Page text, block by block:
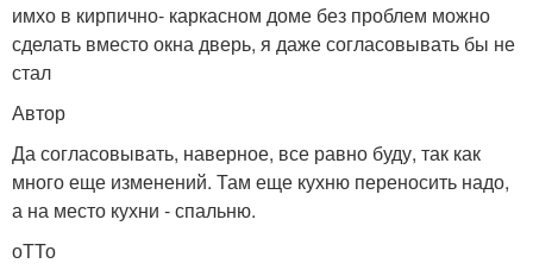
имхо в кирпично- каркасном доме без проблем можно
сделать вместо окна дверь, я даже согласовывать бы не
стал
Автор
Да согласовывать, наверное, все равно буду, так как
много еще изменений. Там еще кухню переносить надо,
а на место кухни - спальню.
оТТо